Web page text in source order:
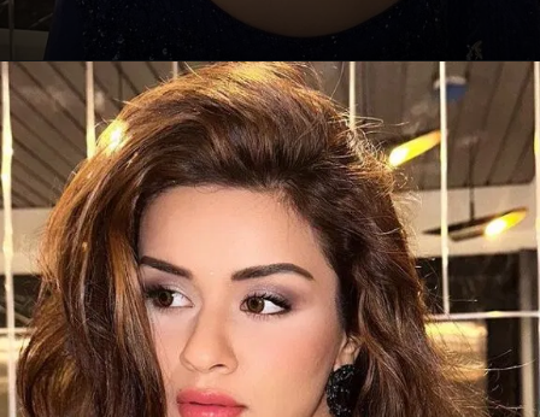
ખુલી રહ્યું છેhttps://tv9gujarati.com/webstories